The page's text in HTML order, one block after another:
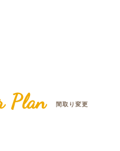
Plan 間取り変更